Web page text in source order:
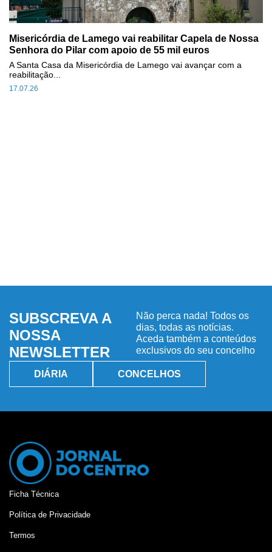
Misericórdia de Lamego vai reabilitar Capela de Nossa
Senhora do Pilar com apoio de 55 mil euros
17.07.26
A Santa Casa da Misericórdia de Lamego vai avançar com a
reabilitação...
SUBSCREVA A
NOSSA
NEWSLETTER
Não perca nada! Todos os
dias, todas as notícias.
Aceda também a conteúdos
exclusivos do seu concelho
DIÁRIA CONCELHOS
Ficha Técnica
Política de Privacidade
Termos